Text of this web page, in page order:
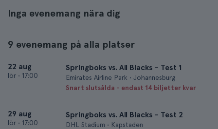
Inga evenemang nära dig
9 evenemang på alla platser
22 aug
lör • 17:00
Springboks vs. All Blacks - Test 1
Emirates Airline Park • Johannesburg
Snart slutsålda - endast 14 biljetter kvar
29 aug
lör • 17:00
Springboks vs. All Blacks - Test 2
DHL Stadium • Kapstaden